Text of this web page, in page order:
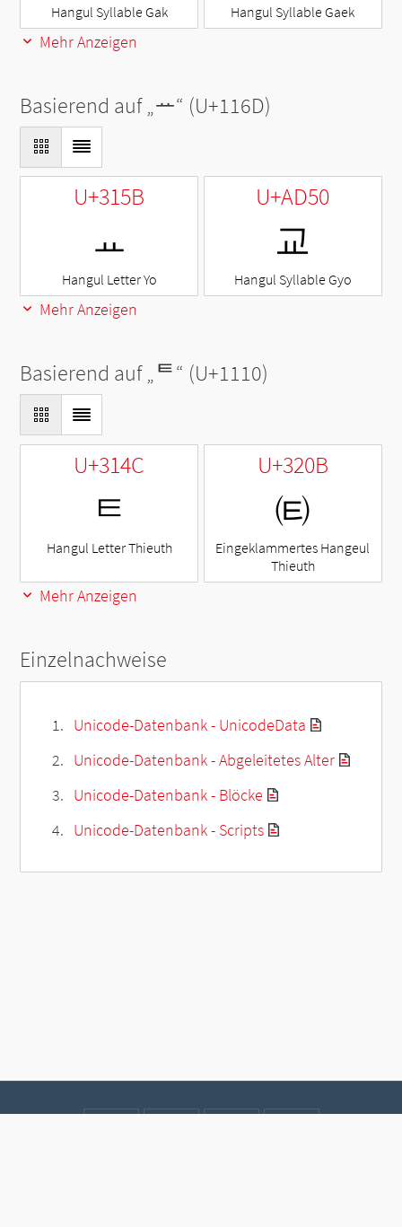
Hangul Syllable Gak Hangul Syllable Gaek
Mehr Anzeigen
Basierend auf „ᅭ“ (U+116D)
U+315B
ㅛ
Hangul Letter Yo
U+AD50
교
Hangul Syllable Gyo
Mehr Anzeigen
Basierend auf „ᄐ“ (U+1110)
U+314C
ㅌ
Hangul Letter Thieuth
U+320B
㈋
Eingeklammertes Hangeul
Thieuth
Mehr Anzeigen
Einzelnachweise
Unicode-Datenbank - UnicodeData
Unicode-Datenbank - Abgeleitetes Alter
Unicode-Datenbank - Blöcke
Unicode-Datenbank - Scripts